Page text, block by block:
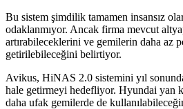
Bu sistem şimdilik tamamen insansız
odaklanmıyor. Ancak firma mevcut
artırabileceklerini ve gemilerin daha az
getirilebileceğini belirtiyor.
Avikus, HiNAS 2.0 sistemini yıl
hale getirmeyi hedefliyor. Hyundai yan
daha ufak gemilerde de